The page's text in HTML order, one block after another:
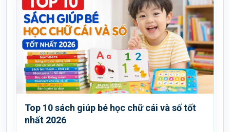
Top 10 sách giúp bé học chữ cái và số tốt
nhất 2026